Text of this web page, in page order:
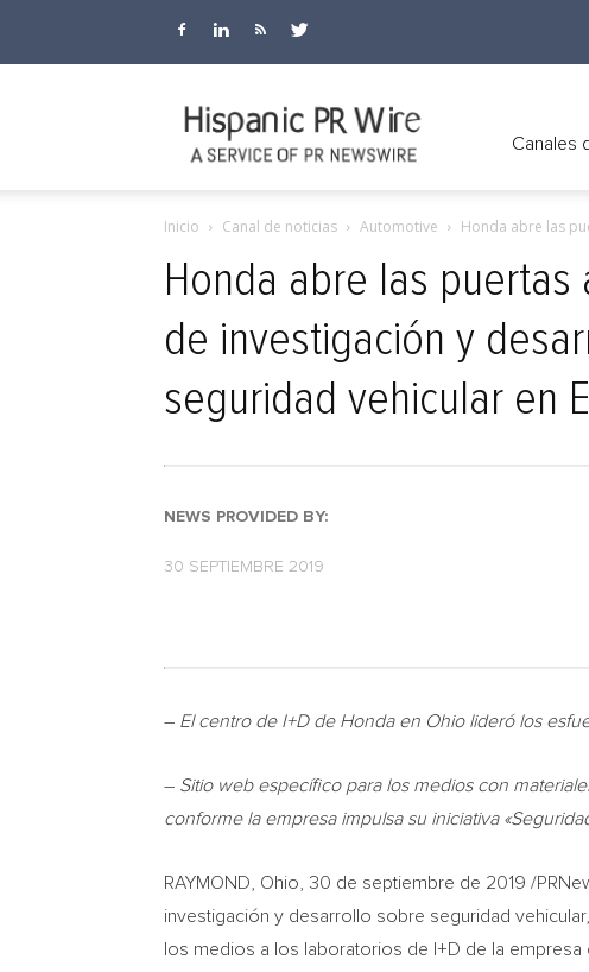
Wire
Canales
Inicio Canal de noticias Automotive Honda abre las
Honda abre las puertas
de investigación y
seguridad vehicular en
NEWS PROVIDED BY:
30 SEPTIEMBRE 2019
– El centro de I+D de Honda en Ohiolideró los
– Sitio web específico para los medios con
conforme la empresa impulsa su iniciativa
RAYMOND, Ohio , 30 de septiembre de 2019 /
investigación y desarrollo sobre seguridad
los medios a los laboratorios de I+D de la empresa